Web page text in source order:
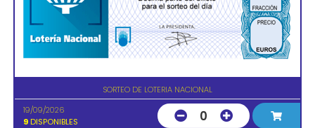
SORTEO DE LOTERIA NACIONAL
19/09/2026
9 DISPONIBLES 0